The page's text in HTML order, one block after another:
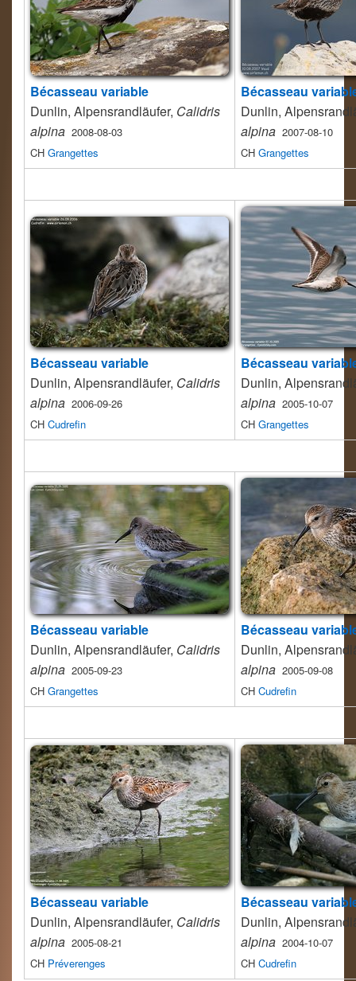
Bécasseau variable
Dunlin, Alpensrandläufer, Calidris
alpina 2008-08-03
CH Grangettes
Bécasseau
Dunlin,
alpina 2007-08-10
CH Grangettes
Bécasseau variable
Dunlin, Alpensrandläufer, Calidris
alpina 2006-09-26
CH Cudrefin
Bécasseau
Dunlin,
alpina 2005-10-07
CH Grangettes
Bécasseau variable
Dunlin, Alpensrandläufer, Calidris
alpina 2005-09-23
CH Grangettes
Bécasseau
Dunlin,
alpina 2005-09-08
CH Cudrefin
Bécasseau variable
Dunlin, Alpensrandläufer, Calidris
alpina 2005-08-21
CH Préverenges
Bécasseau
Dunlin,
alpina 2004-10-07
CH Cudrefin